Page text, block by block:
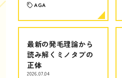
AGA
最新の発毛理論から
読み解くミノタブの
正体
2026.07.04